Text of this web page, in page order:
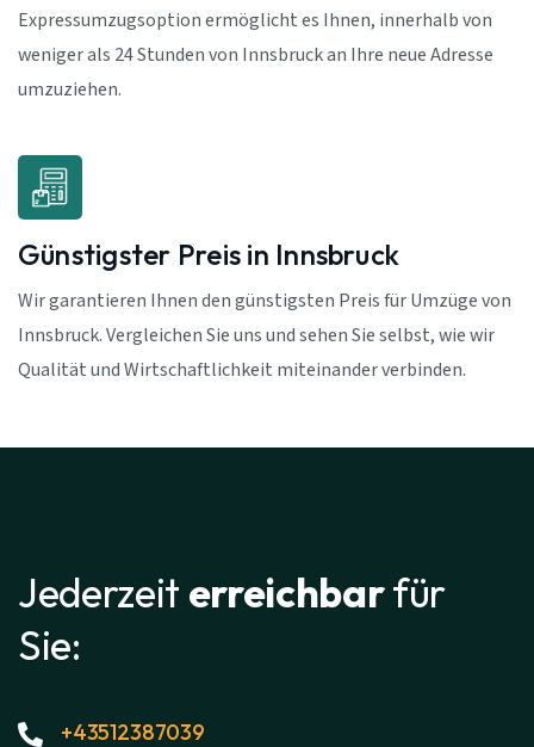
Expressumzugsoption ermöglicht es Ihnen, innerhalb von
weniger als 24 Stunden von Innsbruck an Ihre neue Adresse
umzuziehen.
Günstigster Preis in Innsbruck
Wir garantieren Ihnen den günstigsten Preis für Umzüge von
Innsbruck. Vergleichen Sie uns und sehen Sie selbst, wie wir
Qualität und Wirtschaftlichkeit miteinander verbinden.
Jederzeit erreichbarfür
Sie:
+43512387039